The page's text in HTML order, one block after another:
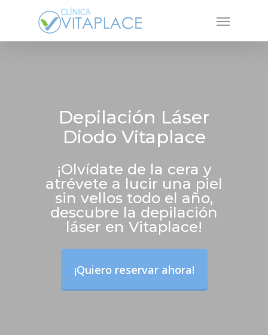
Menu
Depilación Láser
Diodo Vitaplace
¡Olvídate de la cera y
atrévete a lucir una piel
sin vellos todo el año,
descubre la depilación
láser en Vitaplace!
¡Quiero reservar ahora!